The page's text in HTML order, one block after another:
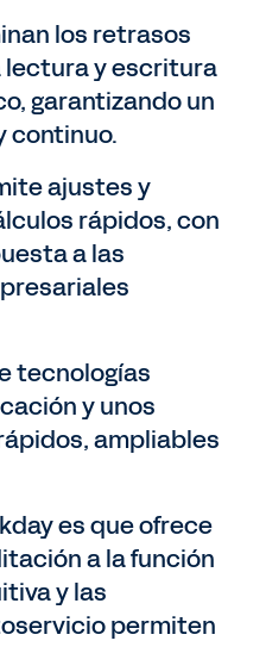
los retrasos
lectura y escritura
garantizando un
continuo.
ajustes y
rápidos, con
a las
tecnologías
y unos
ampliables
es que ofrece
a la función
y las
permiten